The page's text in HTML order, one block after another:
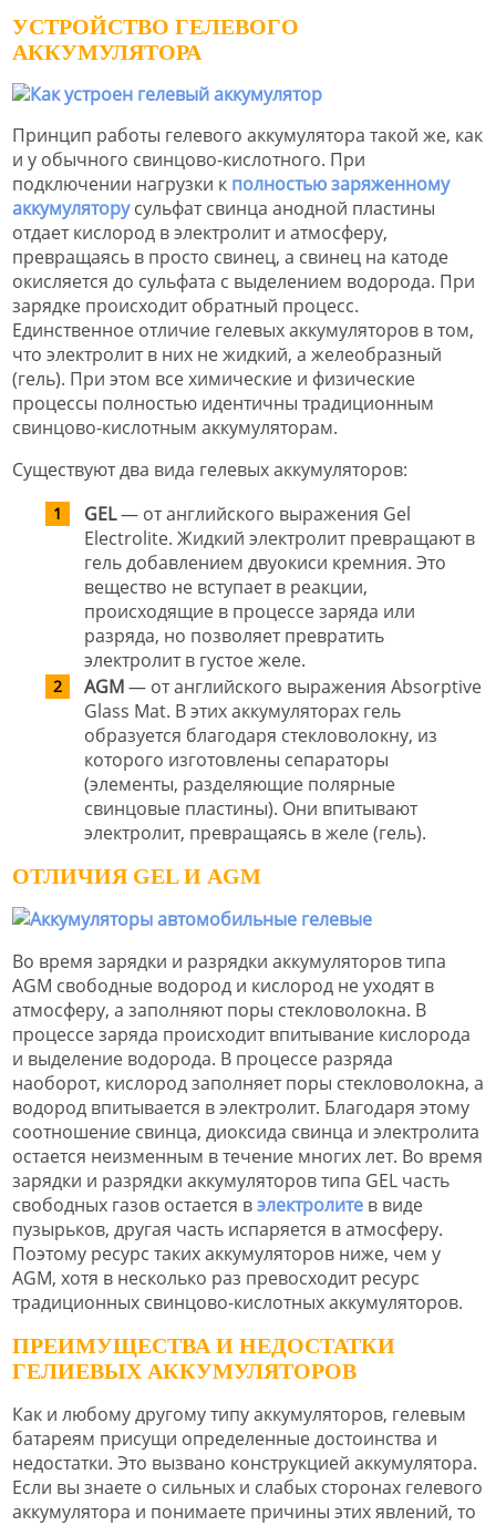
УСТРОЙСТВО ГЕЛЕВОГО
АККУМУЛЯТОРА
Принцип работы гелевого аккумулятора такой же, как
и у обычного свинцово-кислотного. При
подключении нагрузки к полностью заряженному
аккумуляторусульфат свинца анодной пластины
отдает кислород в электролит и атмосферу,
превращаясь в просто свинец, а свинец на катоде
окисляется до сульфата с выделением водорода. При
зарядке происходит обратный процесс.
Единственное отличие гелевых аккумуляторов в том,
что электролит в них не жидкий, а желеобразный
(гель). При этом все химические и физические
процессы полностью идентичны традиционным
свинцово-кислотным аккумуляторам.
Существуют два вида гелевых аккумуляторов:
GEL— от английского выражения Gel
Electrolite. Жидкий электролит превращают в
гель добавлением двуокиси кремния. Это
вещество не вступает в реакции,
происходящие в процессе заряда или
разряда, но позволяет превратить
электролит в густое желе.
AGM— от английского выражения Absorptive
Glass Mat. В этих аккумуляторах гель
образуется благодаря стекловолокну, из
которого изготовлены сепараторы
(элементы, разделяющие полярные
свинцовые пластины). Они впитывают
электролит, превращаясь в желе (гель).
ОТЛИЧИЯ GEL И AGM
Во время зарядки и разрядки аккумуляторов типа
AGM свободные водород и кислород не уходят в
атмосферу, а заполняют поры стекловолокна. В
процессе заряда происходит впитывание кислорода
и выделение водорода. В процессе разряда
наоборот, кислород заполняет поры стекловолокна, а
водород впитывается в электролит. Благодаря этому
соотношение свинца, диоксида свинца и электролита
остается неизменным в течение многих лет. Во время
зарядки и разрядки аккумуляторов типа GEL часть
свободных газов остается вэлектролите в виде
пузырьков, другая часть испаряется в атмосферу.
Поэтому ресурс таких аккумуляторов ниже, чем у
AGM, хотя в несколько раз превосходит ресурс
традиционных свинцово-кислотных аккумуляторов.
ПРЕИМУЩЕСТВА И НЕДОСТАТКИ
ГЕЛИЕВЫХ АККУМУЛЯТОРОВ
Как и любому другому типу аккумуляторов, гелевым
батареям присущи определенные достоинства и
недостатки. Это вызвано конструкцией аккумулятора.
Если вы знаете о сильных и слабых сторонах гелевого
аккумулятора и понимаете причины этих явлений, то